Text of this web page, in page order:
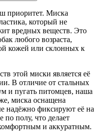
приоритет. Миска
который не
вредных веществ. Это
любого возраста,
кожей или склонных к
этой миски является её
В отличие от стальных
и пугать питомцев, наша
миска оснащена
надёжно фиксируют её на
по полу, что делает
и аккуратным.